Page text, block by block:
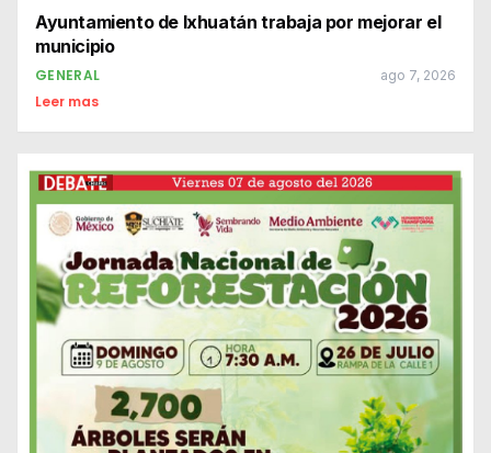
Ayuntamiento de Ixhuatán trabaja por mejorar el
municipio
GENERAL ago 7, 2026
Leer mas